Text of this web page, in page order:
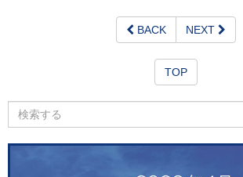
BACK NEXT
TOP